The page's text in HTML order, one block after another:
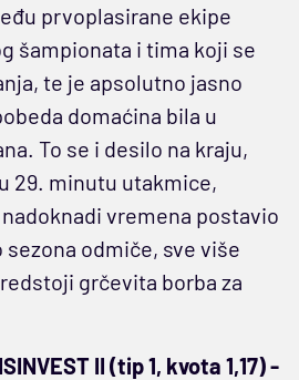
prvoplasirane ekipe
šampionata i tima koji se
te je apsolutno jasno
domaćina bila u
To se i desilo na kraju,
29. minutu utakmice,
vremena postavio
odmiče, sve više
grčevita borba za
II (tip 1, kvota 1,17) -